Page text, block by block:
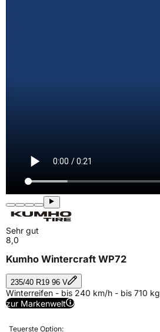
Sehr gut
8,0
Kumho Wintercraft WP72
235/40 R19 96 V
Winterreifen - bis 240 km/h - bis 710 kg
zur Markenwelt
Teuerste Option: